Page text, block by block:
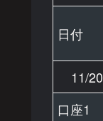
日付
11/20
口座1